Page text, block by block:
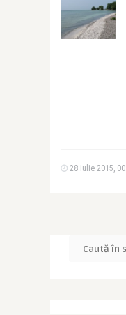
28 iulie 2015,